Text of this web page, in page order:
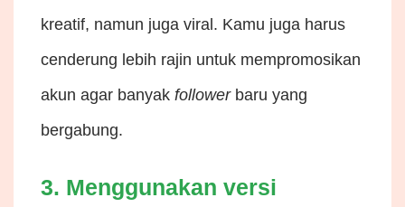
kreatif, namun juga viral. Kamu juga harus
cenderung lebih rajin untuk mempromosikan
akun agar banyak followerbaru yang
bergabung.
3. Menggunakan versi